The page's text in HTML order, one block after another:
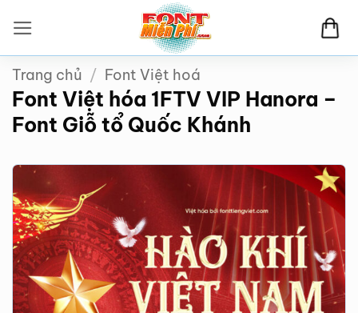
qua
nội
dung
Trang chủ / Font Việt hoá
Font Việt hóa 1FTV VIP Hanora –
Font Giỗ tổ Quốc Khánh